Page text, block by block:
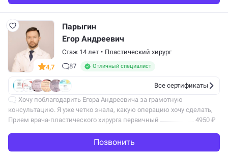
4,7
Парыгин
Егор Андреевич
Стаж 14 лет • Пластический хирург
87
Отличный специалист
Все сертификаты
Хочу поблагодарить Егора Андреевича за грамотную
консультацию. Я уже четко знала, какую операцию хочу сделать,
проштудировала кучу материалов, заранее ознакомилась
Прием врача-пластического хирурга первичный 4950 ₽
Позвонить